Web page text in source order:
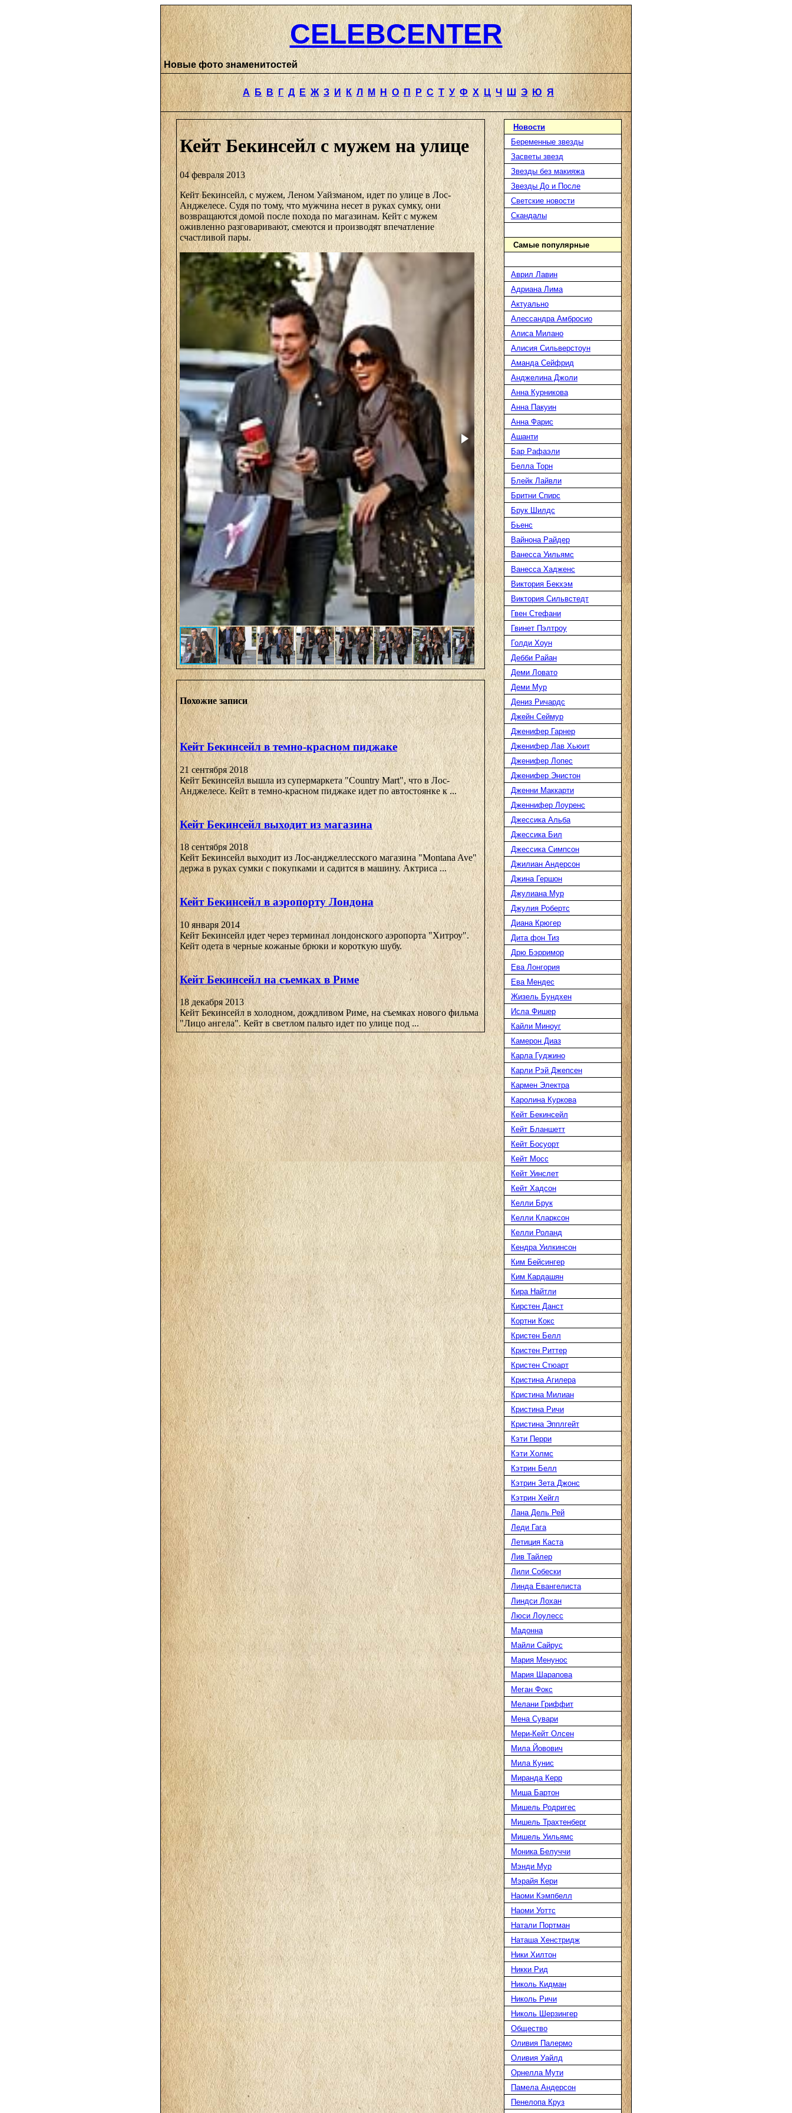
CELEBCENTER
Новые фото знаменитостей
А Б В Г Д Е Ж З И К Л М Н О П Р С Т У Ф Х Ц Ч Ш Э Ю Я
Кейт Бекинсейл с мужем на улице
04 февраля 2013
Кейт Бекинсейл, с мужем, Леном Уайзманом, идет по улице в Лос-
Анджелесе. Судя по тому, что мужчина несет в руках сумку, они
возвращаются домой после похода по магазинам. Кейт с мужем
оживленно разговаривают, смеются и производят впечатление
счастливой пары.
Похожие записи
Кейт Бекинсейл в темно-красном пиджаке
21 сентября 2018
Кейт Бекинсейл вышла из супермаркета "Country Mart", что в Лос-
Анджелесе. Кейт в темно-красном пиджаке идет по автостоянке к ...
Кейт Бекинсейл выходит из магазина
18 сентября 2018
Кейт Бекинсейл выходит из Лос-анджеллесского магазина "Montana Ave"
держа в руках сумки с покупками и садится в машину. Актриса ...
Кейт Бекинсейл в аэропорту Лондона
10 января 2014
Кейт Бекинсейл идет через терминал лондонского аэропорта "Хитроу".
Кейт одета в черные кожаные брюки и короткую шубу.
Кейт Бекинсейл на съемках в Риме
18 декабря 2013
Кейт Бекинсейл в холодном, дождливом Риме, на съемках нового фильма
"Лицо ангела". Кейт в светлом пальто идет по улице под ...
Новости
Беременные звезды
Засветы звезд
Звезды без макияжа
Звезды До и После
Светские новости
Скандалы
Самые популярные
Аврил Лавин
Адриана Лима
Актуально
Алессандра Амбросио
Алиса Милано
Алисия Сильверстоун
Аманда Сейфрид
Анджелина Джоли
Анна Курникова
Анна Пакуин
Анна Фарис
Ашанти
Бар Рафаэли
Белла Торн
Блейк Лайвли
Бритни Спирс
Брук Шилдс
Бьенс
Вайнона Райдер
Ванесса Уильямс
Ванесса Хадженс
Виктория Бекхэм
Виктория Сильвстедт
Гвен Стефани
Гвинет Пэлтроу
Голди Хоун
Дебби Райан
Деми Ловато
Деми Мур
Дениз Ричардс
Джейн Сеймур
Дженифер Гарнер
Дженифер Лав Хьюит
Дженифер Лопес
Дженифер Энистон
Дженни Маккарти
Дженнифер Лоуренс
Джессика Альба
Джессика Бил
Джессика Симпсон
Джилиан Андерсон
Джина Гершон
Джулиана Мур
Джулия Робертс
Диана Крюгер
Дита фон Тиз
Дрю Бэрримор
Ева Лонгория
Ева Мендес
Жизель Бундхен
Исла Фишер
Кайли Миноуг
Камерон Диаз
Карла Гуджино
Карли Рэй Джепсен
Кармен Электра
Каролина Куркова
Кейт Бекинсейл
Кейт Бланшетт
Кейт Босуорт
Кейт Мосс
Кейт Уинслет
Кейт Хадсон
Келли Брук
Келли Кларксон
Келли Роланд
Кендра Уилкинсон
Ким Бейсингер
Ким Кардашян
Кира Найтли
Кирстен Данст
Кортни Кокс
Кристен Белл
Кристен Риттер
Кристен Стюарт
Кристина Агилера
Кристина Милиан
Кристина Ричи
Кристина Эпплгейт
Кэти Перри
Кэти Холмс
Кэтрин Белл
Кэтрин Зета Джонс
Кэтрин Хейгл
Лана Дель Рей
Леди Гага
Летиция Каста
Лив Тайлер
Лили Собески
Линда Евангелиста
Линдси Лохан
Люси Лоулесс
Мадонна
Майли Сайрус
Мария Менунос
Мария Шарапова
Меган Фокс
Мелани Гриффит
Мена Сувари
Мери-Кейт Олсен
Мила Йовович
Мила Кунис
Миранда Керр
Миша Бартон
Мишель Родригес
Мишель Трахтенберг
Мишель Уильямс
Моника Белуччи
Мэнди Мур
Мэрайя Кери
Наоми Кэмпбелл
Наоми Уоттс
Натали Портман
Наташа Хенстридж
Ники Хилтон
Никки Рид
Николь Кидман
Николь Ричи
Николь Шерзингер
Общество
Оливия Палермо
Оливия Уайлд
Орнелла Мути
Памела Андерсон
Пенелопа Круз